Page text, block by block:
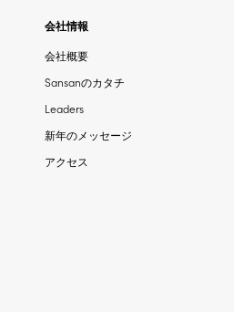
会社情報
会社概要
Sansanのカタチ
Leaders
新年のメッセージ
アクセス